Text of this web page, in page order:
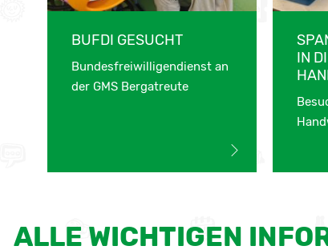
BUFDI GESUCHT
Bundesfreiwilligendienst an
der GMS Bergatreute
IN
ALLE WICHTIGEN